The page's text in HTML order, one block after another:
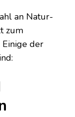
an Natur-
zum
Einige der